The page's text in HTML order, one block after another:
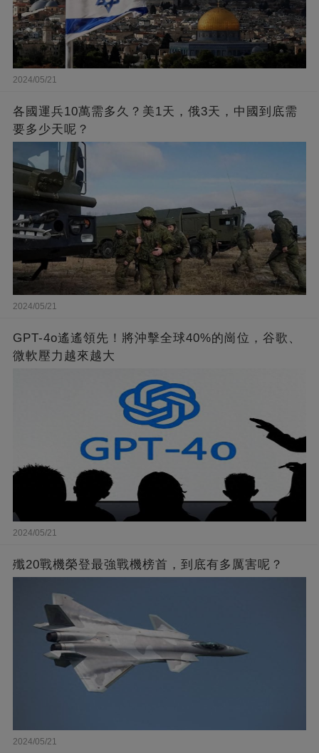
2024/05/21
各國運兵10萬需多久？美1天，俄3天，中國到底需
要多少天呢？
2024/05/21
GPT-4o遙遙領先！將沖擊全球40%的崗位，谷歌、
微軟壓力越來越大
2024/05/21
殲20戰機榮登最強戰機榜首，到底有多厲害呢？
2024/05/21